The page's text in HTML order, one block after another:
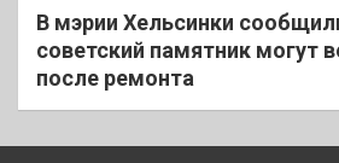
В мэрии Хельсинки
советский памятник могут
после ремонта